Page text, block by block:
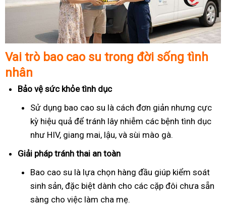
Vai trò bao cao su trong đời sống tình
nhân
Bảo vệ sức khỏe tình dục
Sử dụng bao cao su là cách đơn giản nhưng cực
kỳ hiệu quả để tránh lây nhiễm các bệnh tình dục
như HIV, giang mai, lậu, và sùi mào gà.
Giải pháp tránh thai an toàn
Bao cao su là lựa chọn hàng đầu giúp kiểm soát
sinh sản, đặc biệt dành cho các cặp đôi chưa sẵn
sàng cho việc làm cha mẹ.